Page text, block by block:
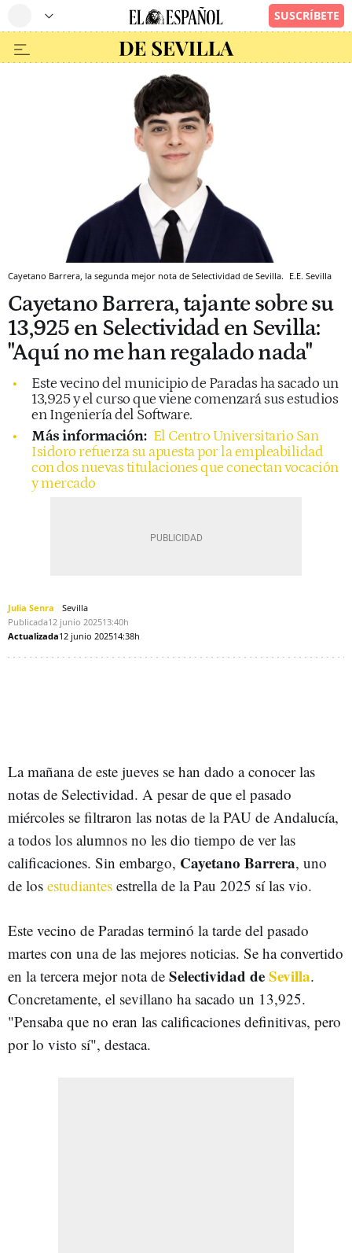
Cayetano Barrera, la segunda mejor nota de Selectividad de Sevilla. E.E. Sevilla
Cayetano Barrera, tajante sobre su
13,925 en Selectividad en Sevilla:
"Aquí no me han regalado nada"
Este vecino del municipio de Paradas ha sacado un
13,925 y el curso que viene comenzará sus estudios
en Ingeniería del Software.
Más información: El Centro Universitario San
Isidoro refuerza su apuesta por la empleabilidad
con dos nuevas titulaciones que conectan vocación
y mercado
Julia Senra
Sevilla
Publicada12 junio 202513:40h
Actualizada12 junio 202514:38h
La mañana de este jueves se han dado a conocer las
notas de Selectividad. A pesar de que el pasado
miércoles se filtraron las notas de la PAU de Andalucía,
a todos los alumnos no les dio tiempo de ver las
calificaciones. Sin embargo, Cayetano Barrera, uno
de los estudiantes estrella de la Pau 2025 sí las vio.
Este vecino de Paradas terminó la tarde del pasado
martes con una de las mejores noticias. Se ha convertido
en la tercera mejor nota de Selectividad deSevilla.
Concretamente, el sevillano ha sacado un 13,925.
"Pensaba que no eran las calificaciones definitivas, pero
por lo visto sí", destaca.